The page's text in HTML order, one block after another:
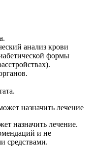
анализ крови
формы
назначить лечение.
и не
средствами.